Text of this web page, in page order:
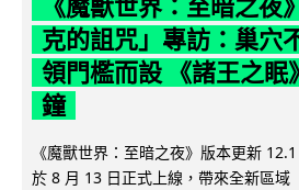
《魔獸世界：至暗之夜
克的詛咒」專訪：巢穴
領門檻而設 《諸王之眠
鐘
《魔獸世界：至暗之夜》版本更新
於 8 月 13 日正式上線，帶來全新區域